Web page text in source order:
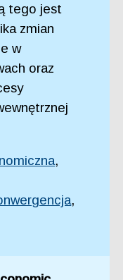
tego jest
zmian
w
oraz
,
,